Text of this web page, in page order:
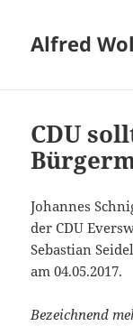
Alfred
CDU
Johannes
der CDU
Sebastian
am 04.05.2017.
Bezeichnend